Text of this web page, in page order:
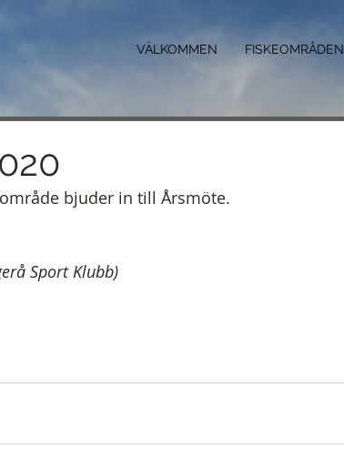
VÄLKOMMEN FISKEOMRÅDEN
bjuder in till Årsmöte.
Sport Klubb)